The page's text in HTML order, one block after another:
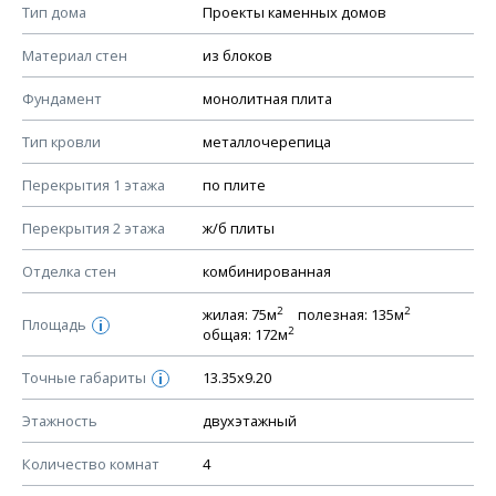
Тип дома Проекты каменных домов
Материал стен из блоков
Фундамент монолитная плита
Тип кровли металлочерепица
Перекрытия 1 этажа по плите
Перекрытия 2 этажа ж/б плиты
Отделка стен комбинированная
Площадь i
жилая: 75м2 полезная: 135м2
общая: 172м2
Точные габариты i 13.35х9.20
Этажность двухэтажный
Количество комнат 4
Смотрите советы по выбору материала в нашем
КОНСТРУКТИВНЫЕ РЕШЕНИЯ (КР)
Ведомость рабочих чертежей основного комплекта КР
План фундамента
Устройство фундамента, спецификация материалов
Планы перекрытий этажей, спецификация элементов
Устройство перекрытий
Устройство стен
Спецификация материалов стен
Схема расположения лаг чердака (если есть)
Схема расположения элементов стропил
Спецификация элементов стропил
Устройство стропильной системы
Узлы устройства кровли